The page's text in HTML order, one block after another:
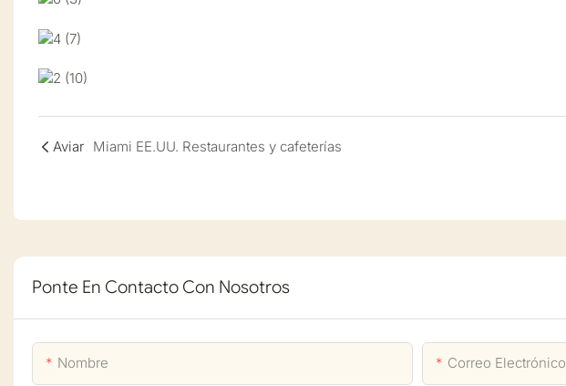
Aviar Miami EE.UU. Restaurantes y cafeterías
Ponte En Contacto Con Nosotros
Nombre Correo Electrónico